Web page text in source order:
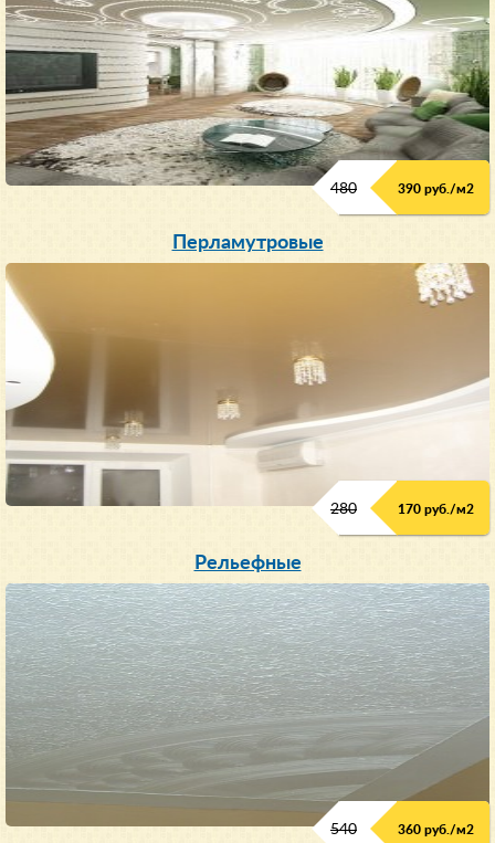
480 390 руб./м2
Перламутровые
280 170 руб./м2
Рельефные
540 360 руб./м2